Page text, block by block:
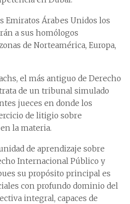
Emiratos Árabes Unidos los
a sus homólogos
de Norteamérica, Europa,
el más antiguo de Derecho
de un tribunal simulado
jueces en donde los
de litigio sobre
la materia.
de aprendizaje sobre
Internacional Público y
su propósito principal es
con profundo dominio del
integral, capaces de